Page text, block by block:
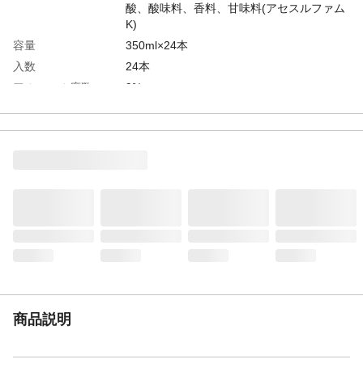
酸、酸味料、香料、甘味料(アセスルファム
K)
容量
350ml×24本
入数
24本
アルコール度数
9%
タイプ
スピリッツ(発泡性)①
商品説明